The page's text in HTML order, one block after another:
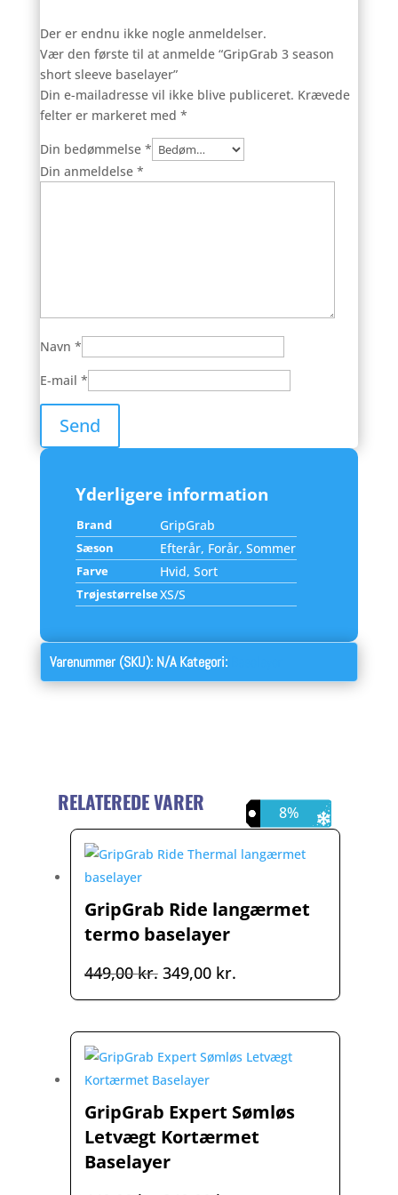
Der er endnu ikke nogle anmeldelser.
Vær den første til at anmelde “GripGrab 3 season
short sleeve baselayer”
Din e-mailadresse vil ikke blive publiceret. Krævede
felter er markeret med *
Din bedømmelse *
Din anmeldelse *
Navn *
E-mail *
Yderligere information
Brand GripGrab
Sæson Efterår, Forår, Sommer
Farve Hvid, Sort
TrøjestørrelseXS/S
Varenummer (SKU): N/A Kategori:
RELATEREDE VARER 22%
GripGrab Ride langærmet
termo baselayer
449,00kr. Den
oprindelige
449,00 kr..
349,00 kr.
aktuelle
349,00 kr..
22%
GripGrab Expert Sømløs
Letvægt Kortærmet
Baselayer
8%